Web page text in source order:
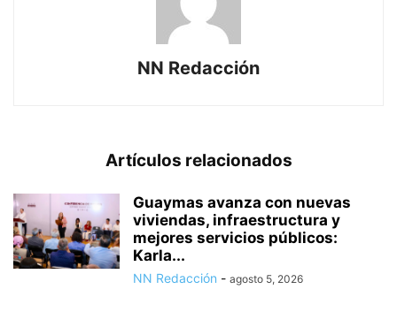
NN Redacción
Artículos relacionados
Guaymas avanza con nuevas
viviendas, infraestructura y
mejores servicios públicos:
Karla...
NN Redacción - agosto 5, 2026